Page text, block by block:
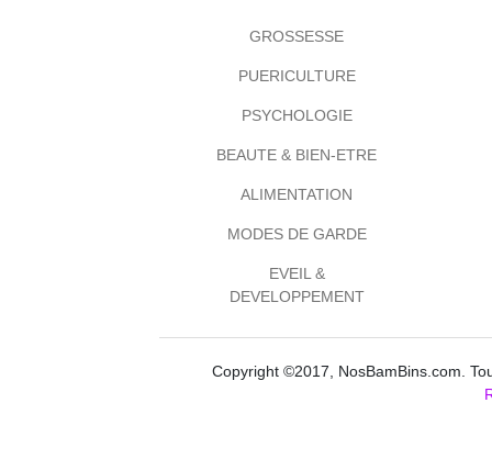
GROSSESSE
PUERICULTURE
PSYCHOLOGIE
BEAUTE & BIEN-ETRE
ALIMENTATION
MODES DE GARDE
EVEIL &
DEVELOPPEMENT
Copyright ©2017, NosBamBins.com.